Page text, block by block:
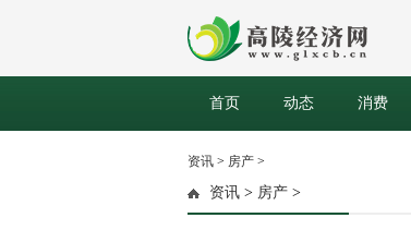
首页 动态 消费
资讯 > 房产 >
资讯 > 房产 >